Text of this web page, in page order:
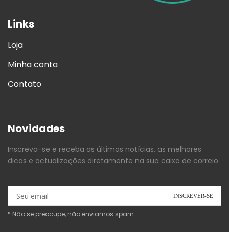
Links
Loja
Minha conta
Contato
Novidades
Inscreva-se e receba as últimas notícias, as melhores
dicas e actualizações diretamente na sua caixa de correio.
* Não se preocupe, não enviamos spam.